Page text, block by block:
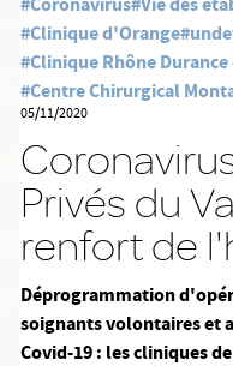
#Clinique d'Orange
#Clinique Rhône
#Centre Chirurgical
05/11/2020
Privés du
renfort de
Déprogrammation
soignants volontaires et
Covid-19 : les cliniques